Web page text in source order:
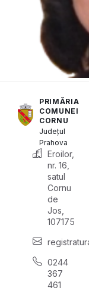
PRIMĂRIA
COMUNEI
CORNU
Județul
Prahova
Eroilor,
nr. 16,
satul
Cornu
de
Jos,
107175
0244
367
461